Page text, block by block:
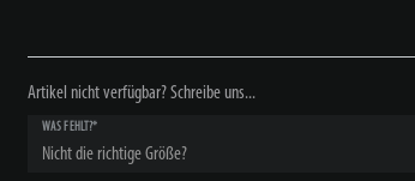
Artikel nicht verfügbar? Schreibe uns...
WAS FEHLT?*